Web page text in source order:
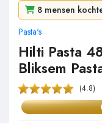
136 mensen
Pasta's
Hilti Pasta
Bliksem
(4.8)